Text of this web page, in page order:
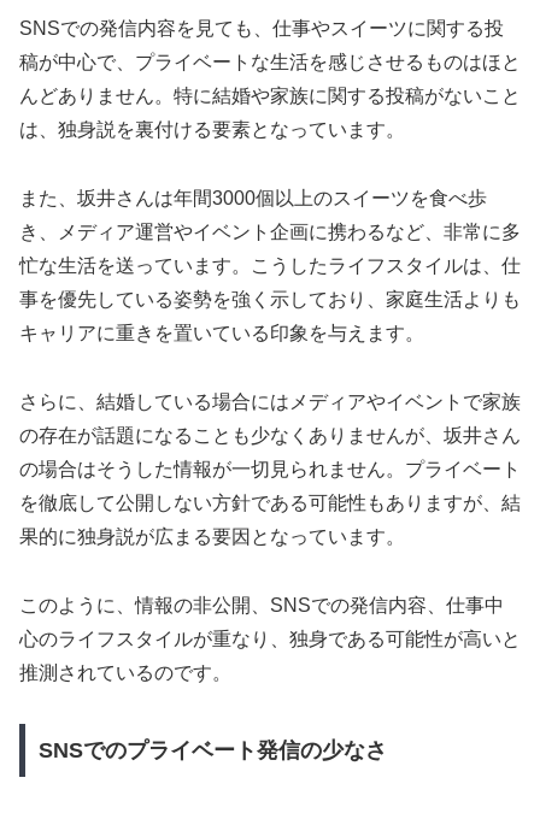
SNSでの発信内容を見ても、仕事やスイーツに関する投
稿が中心で、プライベートな生活を感じさせるものはほと
んどありません。特に結婚や家族に関する投稿がないこと
は、独身説を裏付ける要素となっています。
また、坂井さんは年間3000個以上のスイーツを食べ歩
き、メディア運営やイベント企画に携わるなど、非常に多
忙な生活を送っています。こうしたライフスタイルは、仕
事を優先している姿勢を強く示しており、家庭生活よりも
キャリアに重きを置いている印象を与えます。
さらに、結婚している場合にはメディアやイベントで家族
の存在が話題になることも少なくありませんが、坂井さん
の場合はそうした情報が一切見られません。プライベート
を徹底して公開しない方針である可能性もありますが、結
果的に独身説が広まる要因となっています。
このように、情報の非公開、SNSでの発信内容、仕事中
心のライフスタイルが重なり、独身である可能性が高いと
推測されているのです。
SNSでのプライベート発信の少なさ